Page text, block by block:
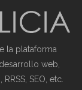
la plataforma
web,
SEO, etc.